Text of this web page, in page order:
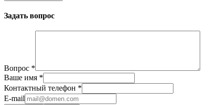
Задать вопрос
Вопрос *
Ваше имя *
Контактный телефон *
E-mail